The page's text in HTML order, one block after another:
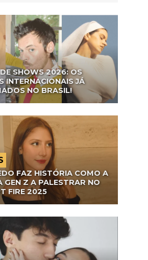
SHOWS 2026: OS
INTERNACIONAIS JÁ
NO BRASIL!
FAZ HISTÓRIA COMO A
GEN Z A PALESTRAR NO
FIRE 2025